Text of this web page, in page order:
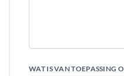
WAT IS VAN TOEPASSING